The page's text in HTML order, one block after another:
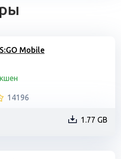
Mobile
14196
1.77 GB